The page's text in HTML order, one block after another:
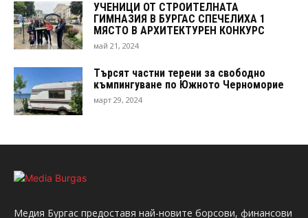
УЧЕНИЦИ ОТ СТРОИТЕЛНАТА
ГИМНАЗИЯ В БУРГАС СПЕЧЕЛИХА 1
МЯСТО В АРХИТЕКТУРЕН КОНКУРС
май 21, 2024
Търсят частни терени за свободно
къмпингуване по Южното Черноморие
март 29, 2024
Медия Бургас предоставя най-новите борсови, финансови